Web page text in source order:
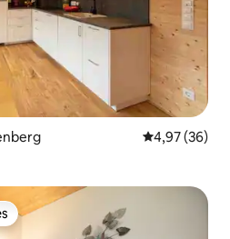
4,97 de uma
4,97 (36)
dos hóspedes